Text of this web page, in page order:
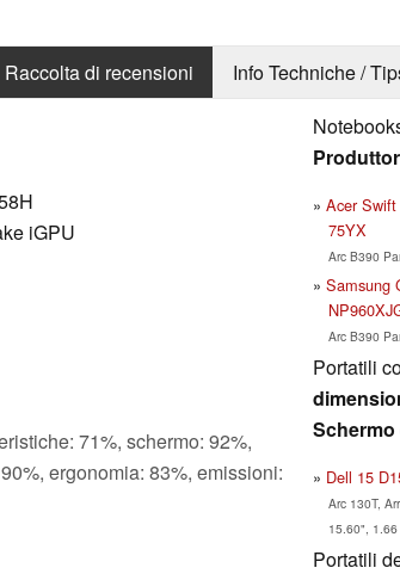
Raccolta di recensioni Info Techniche /
iGPU
71%, schermo: 92%,
ergonomia: 83%, emissioni:
Acer
75YX
Arc B390
Samsung
Arc B390
Portatili
Schermo
Dell 15
Arc 130T,
15.60", 1.66
Portatili